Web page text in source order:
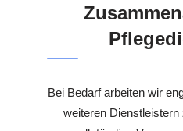
Bei Bedarf arbeiten wir
weiteren